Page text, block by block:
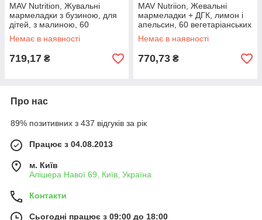
MAV Nutrition, Жувальні
мармеладки з бузиною, для
дітей, з малиною, 60
жувальних таблеток, Київ
Немає в наявності
719,17 ₴
MAV Nutriion, Жевальні
мармеладки + ДГК, лимон і
апельсин, 60 вегетаріанських
жувальних, Київ
Немає в наявності
770,73 ₴
Про нас
89% позитивних з 437 відгуків за рік
Працює з 04.08.2013
м. Київ
Алішера Навої 69, Київ, Україна
Контакти
Сьогодні працює з 09:00 до 18:00